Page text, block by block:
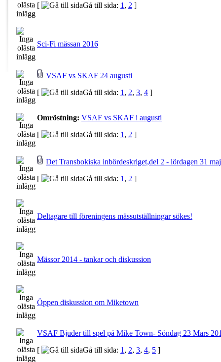
[
Gå till sida: 1 , 2 ]
Sci-Fi mässan 2016
VSAF vs SKAF 24 augusti
[
Gå till sida: 1 , 2, 3, 4 ]
Omröstning: VSAF vs SKAF i augusti
[
Gå till sida: 1 , 2 ]
Det Transbokiska inbördeskriget,del 2 - lördagen 31
[
Gå till sida: 1 , 2 ]
Deltagare till föreningens mässutställningar sökes!
Mässor 2014 - tankar och diskussion
Öppen diskussion om Miketown
VSAF Bjuder till spel på Mike Town- Söndag 23 Mars
[
Gå till sida: 1 , 2, 3, 4, 5 ]